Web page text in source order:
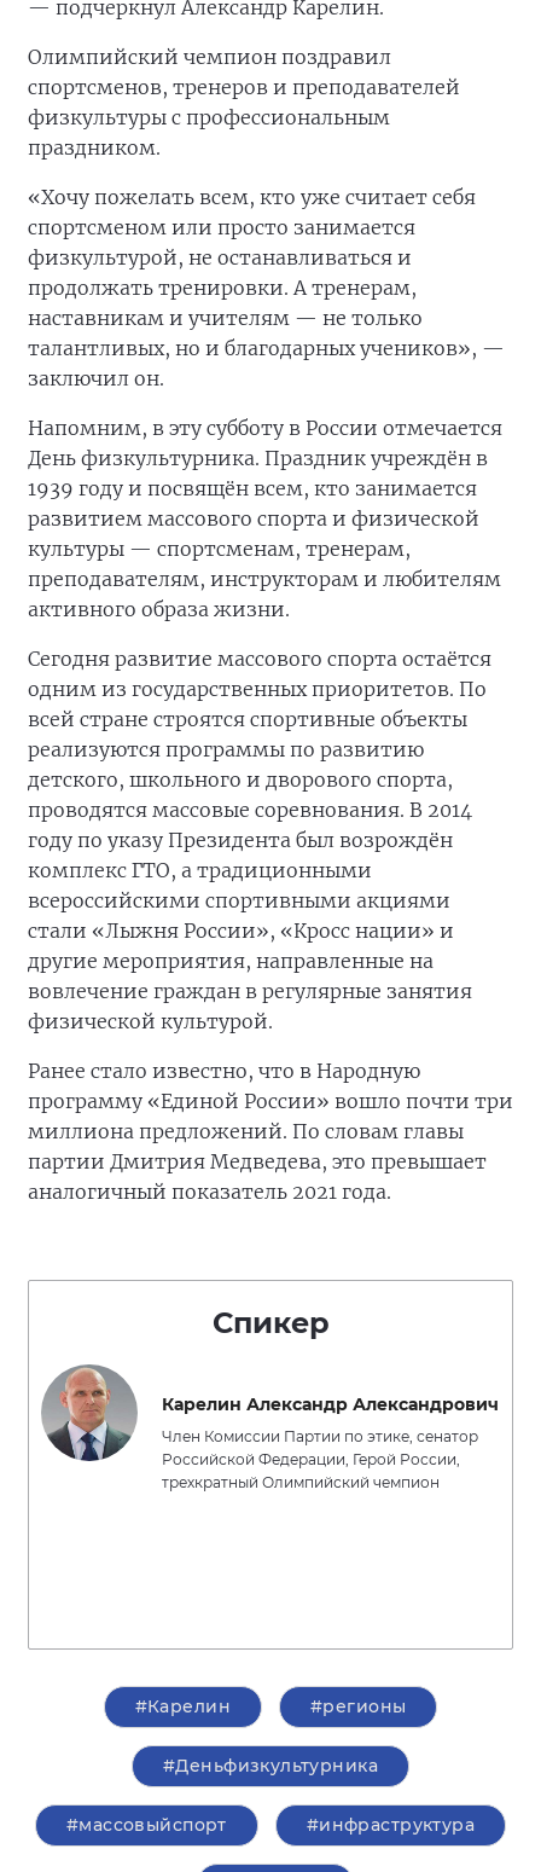
— подчеркнул Александр Карелин.
Олимпийский чемпион поздравил
спортсменов, тренеров и преподавателей
физкультуры с профессиональным
праздником.
«Хочу пожелать всем, кто уже считает себя
спортсменом или просто занимается
физкультурой, не останавливаться и
продолжать тренировки. А тренерам,
наставникам и учителям — не только
талантливых, но и благодарных учеников», —
заключил он.
Напомним, в эту субботу в России отмечается
День физкультурника. Праздник учреждён в
1939 году и посвящён всем, кто занимается
развитием массового спорта и физической
культуры — спортсменам, тренерам,
преподавателям, инструкторам и любителям
активного образа жизни.
Сегодня развитие массового спорта остаётся
одним из государственных приоритетов. По
всей стране строятся спортивные объекты
реализуются программы по развитию
детского, школьного и дворового спорта,
проводятся массовые соревнования. В 2014
году по указу Президента был возрождён
комплекс ГТО, а традиционными
всероссийскими спортивными акциями
стали «Лыжня России», «Кросс нации» и
другие мероприятия, направленные на
вовлечение граждан в регулярные занятия
физической культурой.
Ранее стало известно, что в Народную
программу «Единой России» вошло почти три
миллиона предложений. По словам главы
партии Дмитрия Медведева, это превышает
аналогичный показатель 2021 года.
Спикер
Карелин Александр Александрович
Член Комиссии Партии по этике, сенатор
Российской Федерации, Герой России,
трехкратный Олимпийский чемпион
#Карелин #регионы
#Деньфизкультурника
#массовыйспорт #инфраструктура